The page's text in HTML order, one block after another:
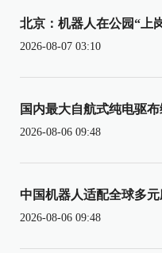
北京：机器人在公园“上
2026-08-07 03:10
国内最大自航式纯电驱
2026-08-06 09:48
中国机器人适配全球多
2026-08-06 09:48